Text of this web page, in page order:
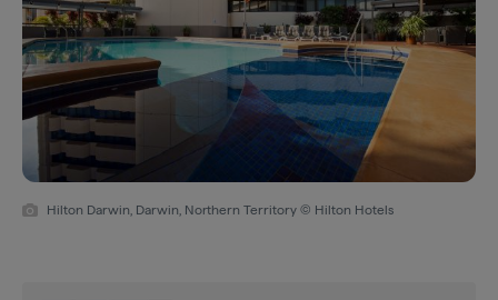
Hilton Darwin, Darwin, Northern Territory © Hilton Hotels